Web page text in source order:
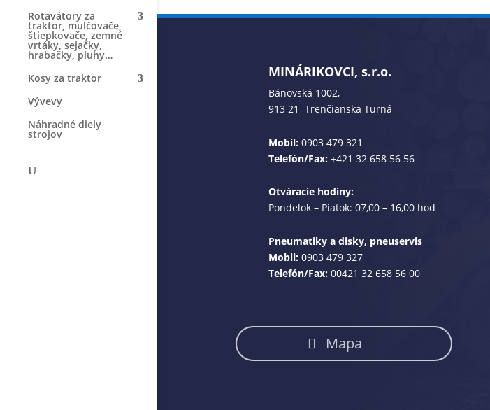
Rotavátory za
traktor, mulčovače,
štiepkovače, zemné
vrtáky, sejačky,
hrabačky, pluhy…
Kosy za traktor
Vývevy
Náhradné diely
strojov
MINÁRIKOVCI, s.r.o.
Bánovská 1002,
913 21 Trenčianska Turná
Mobil: 0903 479 321
Telefón/Fax: +421 32 658 56 56
Otváracie hodiny:
Pondelok – Piatok: 07,00 – 16,00 hod
Pneumatiky a disky, pneuservis
Mobil: 0903 479 327
Telefón/Fax: 00421 32 658 56 00
Mapa